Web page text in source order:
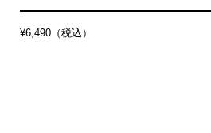
¥6,490（税込）